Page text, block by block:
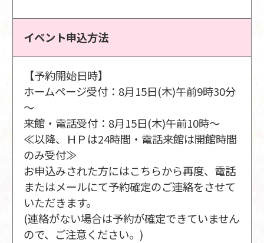
イベント申込方法
【予約開始日時】
ホームページ受付：8月15日(木)午前9時30分
～
来館・電話受付：8月15日(木)午前10時～
≪以降、ＨＰは24時間・電話来館は開館時間
のみ受付≫
お申込みされた方にはこちらから再度、電話
またはメールにて予約確定のご連絡をさせて
いただきます。
(連絡がない場合は予約が確定できていません
ので、ご注意ください。)